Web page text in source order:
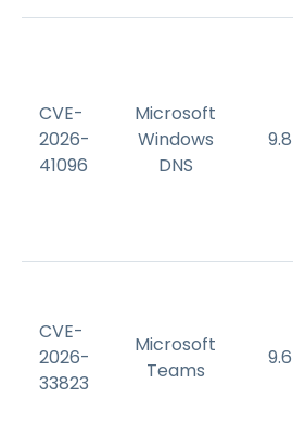
CVE-
2026-
41096
Microsoft
Windows
DNS
9.8
CVE-
2026-
33823
Microsoft
Teams
9.6